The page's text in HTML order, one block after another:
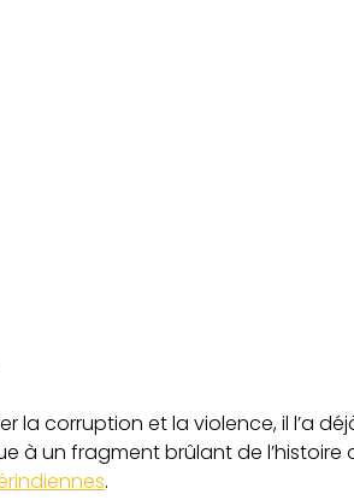
la corruption et la violence, il l’a
à un fragment brûlant de
.